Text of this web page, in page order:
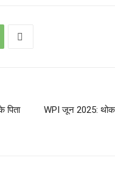
पिता
WPI जून 2025: थोक